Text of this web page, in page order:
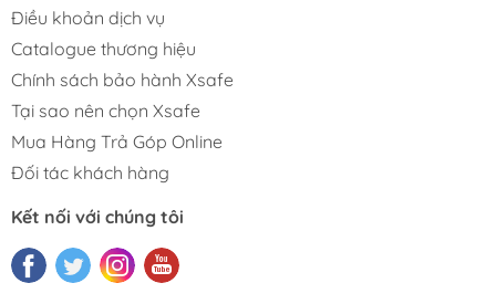
Điều khoản dịch vụ
Catalogue thương hiệu
Chính sách bảo hành Xsafe
Tại sao nên chọn Xsafe
Mua Hàng Trả Góp Online
Đối tác khách hàng
Kết nối với chúng tôi